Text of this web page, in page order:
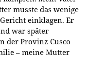
musste das wenige
einklagen. Er
war später
der Provinz Cusco
– meine Mutter